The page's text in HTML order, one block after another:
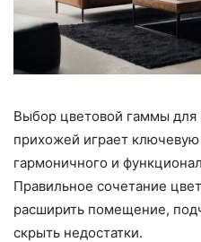
Выбор цветовой гаммы для
прихожей играет ключевую
гармоничного и
Правильное сочетание
расширить помещение,
скрыть недостатки.